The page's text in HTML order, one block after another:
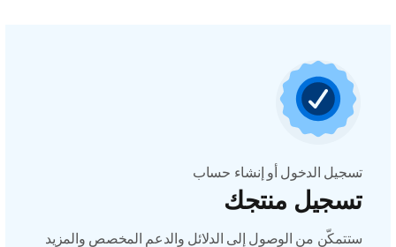
تسجيل الدخول أو إنشاء حساب
تسجيل منتجك
ستتمكّن من الوصول إلى الدلائل والدعم المخصص والمزيد